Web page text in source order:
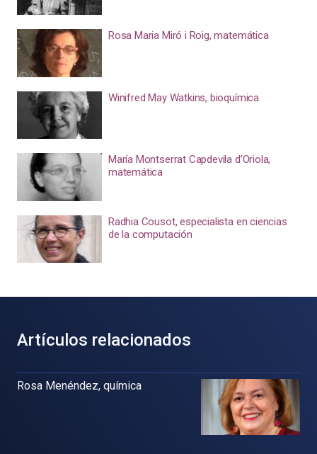
Rosa Maria Miró i Roig, matemática
Winifred May Watkins, bioquímica
María Montserrat Capdevila d’Oriola,
matemática
Radhia Cousot, especialista en ciencias
de la computación
Artículos relacionados
Rosa Menéndez, química